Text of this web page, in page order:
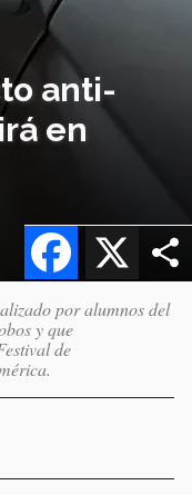
anti-
en
X
Facebook
por alumnos del
y que
de